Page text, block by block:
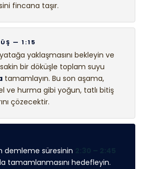
fincana taşır.
— 1:15
yaklaşmasını bekleyin ve
bir döküşle toplam suyu
tamamlayın. Bu son aşama,
ve hurma gibi yoğun, tatlı bitiş
çözecektir.
demleme süresinin
tamamlanmasını hedefleyin.